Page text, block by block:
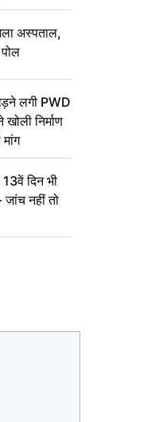
अस्पताल,
लगी PWD
निर्माण
दिन भी
नहीं तो